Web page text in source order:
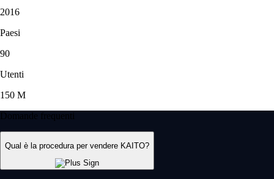
2016
Paesi
90
Utenti
150 M
Domande frequenti
Qual è la procedura per vendere KAITO?